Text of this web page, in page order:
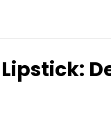
Lipstick: